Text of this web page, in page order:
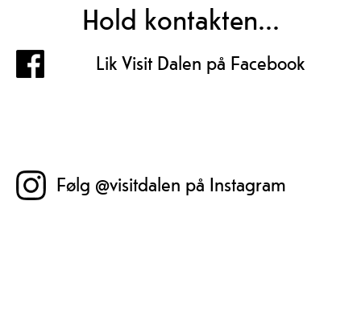
Hold kontakten...
Lik Visit Dalen på Facebook
Følg @visitdalen på Instagram